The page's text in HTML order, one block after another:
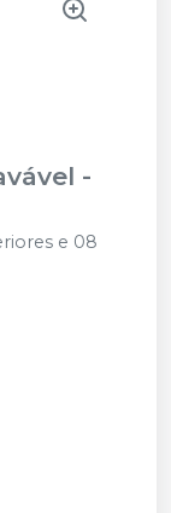
-
e 08